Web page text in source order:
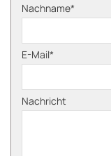
Nachname*
E-Mail*
Nachricht